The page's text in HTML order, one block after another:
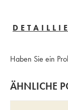
Haben Sie ein
ÄHNLICHE